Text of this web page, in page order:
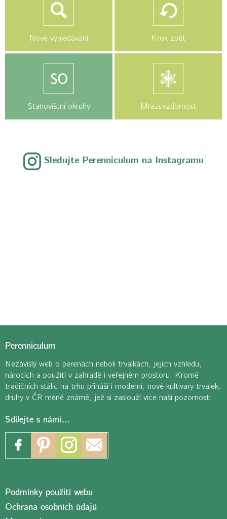
Nové vyhledávání Krok zpět
Stanovištní okruhy Mrazuvzdornost
Sledujte Perenniculum na Instagramu
Perenniculum
Nezávislý web o perenách neboli trvalkách, jejich vzhledu,
nárocích a použití v zahradě i veřejném prostoru. Kromě
tradičních stálic na trhu přináší i moderní, nové kultivary trvalek,
druhy v ČR méně známé, jež si zaslouží více naší pozornosti.
Sdílejte s námi…
Podmínky použití webu
Ochrana osobních údajů